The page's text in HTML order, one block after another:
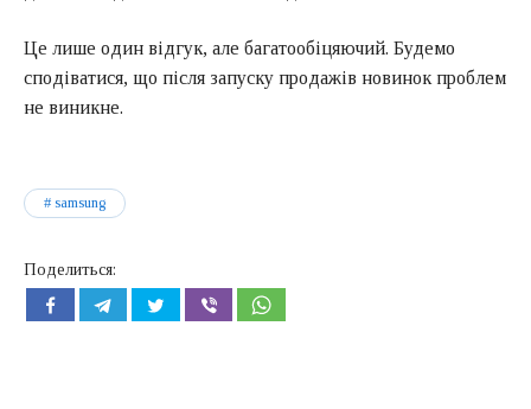
Це лише один відгук, але багатообіцяючий. Будемо
сподіватися, що після запуску продажів новинок проблем
не виникне.
samsung
Поделиться: